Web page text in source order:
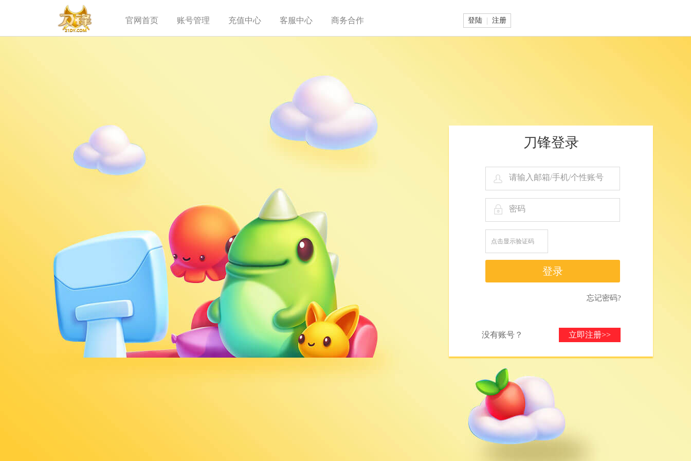
官网首页 账号管理 充值中心 客服中心 商务合作 登陆 | 注册
刀锋登录
请输入邮箱/手机/个性账号
密码
登录
忘记密码?
没有账号？ 立即注册>>